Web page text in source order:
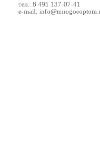
тел.: 8 495 137-07-41
e-mail: